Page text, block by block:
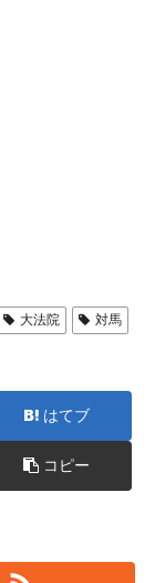
大法院 対馬
はてブ
コピー